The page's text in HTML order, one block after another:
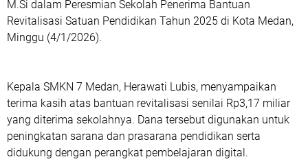
M.Si dalam Peresmian Sekolah Penerima Bantuan
Revitalisasi Satuan Pendidikan Tahun 2025 di Kota Medan,
Minggu (4/1/2026).
Kepala SMKN 7 Medan, Herawati Lubis, menyampaikan
terima kasih atas bantuan revitalisasi senilai Rp3,17 miliar
yang diterima sekolahnya. Dana tersebut digunakan untuk
peningkatan sarana dan prasarana pendidikan serta
didukung dengan perangkat pembelajaran digital.